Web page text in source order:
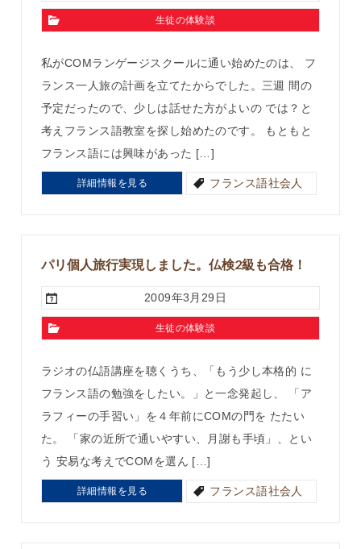
生徒の体験談
私がCOMランゲージスクールに通い始めたのは、 フ
ランス一人旅の計画を立てたからでした。三週 間の
予定だったので、少しは話せた方がよいの では？と
考えフランス語教室を探し始めたのです。 もともと
フランス語には興味があった […]
詳細情報を見る フランス語社会人
パリ個人旅行実現しました。仏検2級も合格！
2009年3月29日
生徒の体験談
ラジオの仏語講座を聴くうち、「もう少し本格的 に
フランス語の勉強をしたい。」と一念発起し、 「ア
ラフィーの手習い」を４年前にCOMの門を たたい
た。 「家の近所で通いやすい、月謝も手頃」、とい
う 安易な考えでCOMを選ん […]
詳細情報を見る フランス語社会人